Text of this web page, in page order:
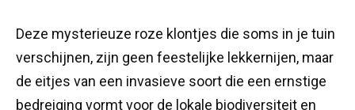
Deze mysterieuze roze klontjes die soms in je tuin
verschijnen, zijn geen feestelijke lekkernijen, maar
de eitjes van een invasieve soort die een ernstige
bedreiging vormt voor de lokale biodiversiteit en